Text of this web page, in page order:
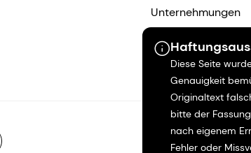
Diese Seite
Genauigkeit
Originaltext
bitte der
nach eigenem
Fehler oder
Unternehmungen
Anbieter
Kontakt